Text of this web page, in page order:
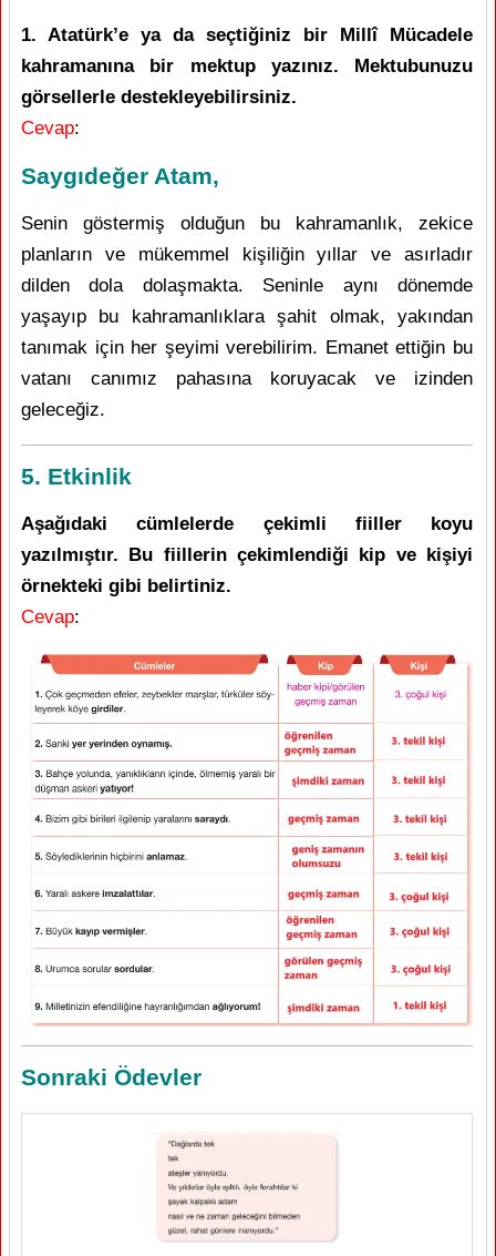
1. Atatürk’e ya da seçtiğiniz bir Millî Mücadele
kahramanına bir mektup yazınız. Mektubunuzu
görsellerle destekleyebilirsiniz.
Cevap:
Saygıdeğer Atam,
Senin göstermiş olduğun bu kahramanlık, zekice
planların ve mükemmel kişiliğin yıllar ve asırladır
dilden dola dolaşmakta. Seninle aynı dönemde
yaşayıp bu kahramanlıklara şahit olmak, yakından
tanımak için her şeyimi verebilirim. Emanet ettiğin bu
vatanı canımız pahasına koruyacak ve izinden
geleceğiz.
5. Etkinlik
Aşağıdaki cümlelerde çekimli fiiller koyu
yazılmıştır. Bu fiillerin çekimlendiği kip ve kişiyi
örnekteki gibi belirtiniz.
Cevap:
Sonraki Ödevler